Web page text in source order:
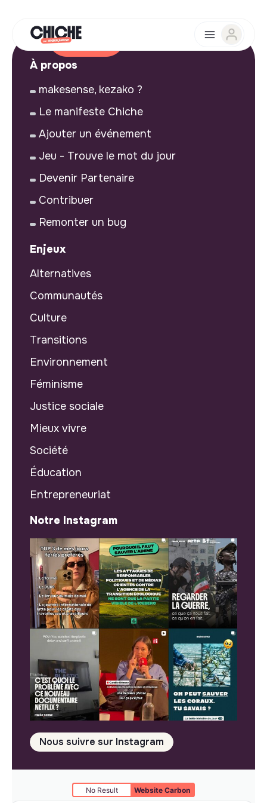
À propos
makesense, kezako ?
Le manifeste Chiche
Ajouter un événement
Jeu - Trouve le mot du jour
Devenir Partenaire
Contribuer
Remonter un bug
Enjeux
Alternatives
Communautés
Culture
Transitions
Environnement
Féminisme
Justice sociale
Mieux vivre
Société
Éducation
Entrepreneuriat
Notre Instagram
Nous suivre sur Instagram
No Result Website Carbon